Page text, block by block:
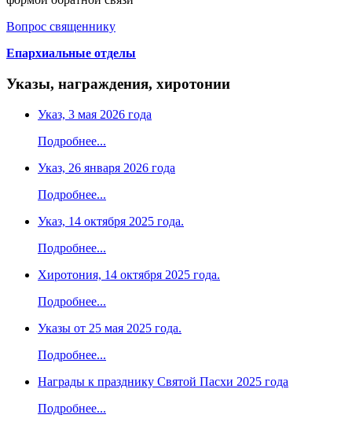
Вопрос священнику
Епархиальные отделы
Указы, награждения, хиротонии
Указ, 3 мая 2026 года
Подробнее...
Указ, 26 января 2026 года
Подробнее...
Указ, 14 октября 2025 года.
Подробнее...
Хиротония, 14 октября 2025 года.
Подробнее...
Указы от 25 мая 2025 года.
Подробнее...
Награды к празднику Святой Пасхи 2025 года
Подробнее...